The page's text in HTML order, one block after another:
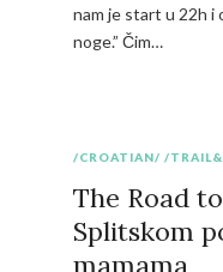
nam je start u 22h i
noge.” Čim…
/CROATIAN/ /
The Road
Splitskom
mamama